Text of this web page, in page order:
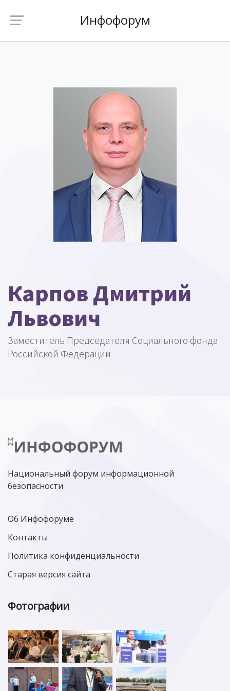
Инфофорум
Карпов Дмитрий
Львович
Заместитель Председателя Социального фонда
Российской Федерации
Национальный форум информационной
безопасности
Об Инфофоруме
Контакты
Политика конфиденциальности
Старая версия сайта
Фотографии